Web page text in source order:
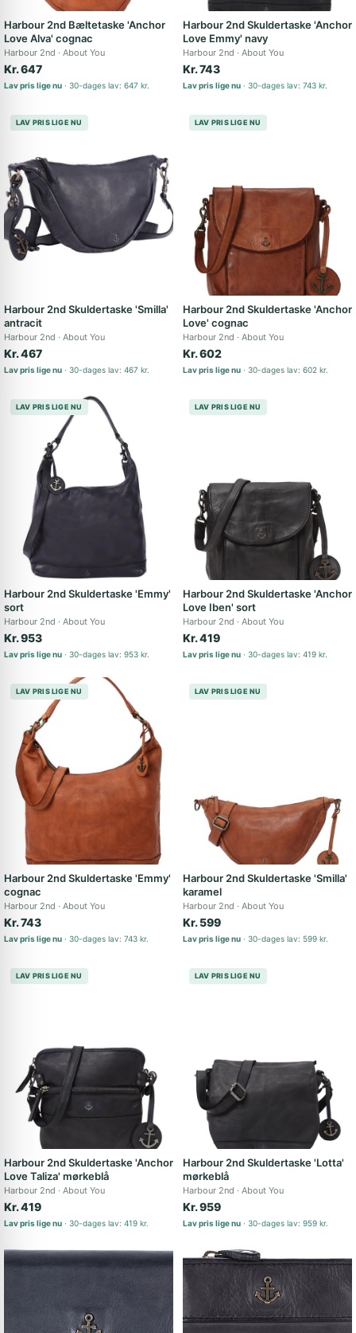
Harbour 2nd Bæltetaske 'Anchor
Love Alva' cognac
Harbour 2nd About You
Kr. 647
Lav pris lige nu 30-dages lav: 647 kr.
Harbour 2nd Skuldertaske 'Anchor
Love Emmy' navy
Harbour 2nd About You
Kr. 743
Lav pris lige nu 30-dages lav: 743 kr.
LAV PRIS LIGE NU
Harbour 2nd Skuldertaske 'Smilla'
antracit
Harbour 2nd About You
Kr. 467
Lav pris lige nu 30-dages lav: 467 kr.
LAV PRIS LIGE NU
Harbour 2nd Skuldertaske 'Anchor
Love' cognac
Harbour 2nd About You
Kr. 602
Lav pris lige nu 30-dages lav: 602 kr.
LAV PRIS LIGE NU
Harbour 2nd Skuldertaske 'Emmy'
sort
Harbour 2nd About You
Kr. 953
Lav pris lige nu 30-dages lav: 953 kr.
LAV PRIS LIGE NU
Harbour 2nd Skuldertaske 'Anchor
Love Iben' sort
Harbour 2nd About You
Kr. 419
Lav pris lige nu 30-dages lav: 419 kr.
LAV PRIS LIGE NU
Harbour 2nd Skuldertaske 'Emmy'
cognac
Harbour 2nd About You
Kr. 743
Lav pris lige nu 30-dages lav: 743 kr.
LAV PRIS LIGE NU
Harbour 2nd Skuldertaske 'Smilla'
karamel
Harbour 2nd About You
Kr. 599
Lav pris lige nu 30-dages lav: 599 kr.
LAV PRIS LIGE NU
Harbour 2nd Skuldertaske 'Anchor
Love Taliza' mørkeblå
Harbour 2nd About You
Kr. 419
Lav pris lige nu 30-dages lav: 419 kr.
LAV PRIS LIGE NU
Harbour 2nd Skuldertaske 'Lotta'
mørkeblå
Harbour 2nd About You
Kr. 959
Lav pris lige nu 30-dages lav: 959 kr.